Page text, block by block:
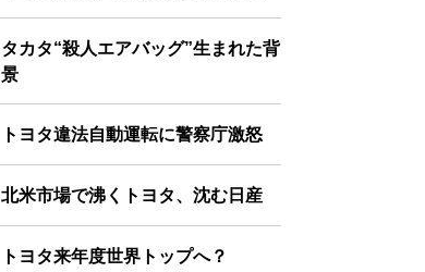
タカタ“殺人エアバッグ”生まれた背
景
トヨタ違法自動運転に警察庁激怒
北米市場で沸くトヨタ、沈む日産
トヨタ来年度世界トップへ？